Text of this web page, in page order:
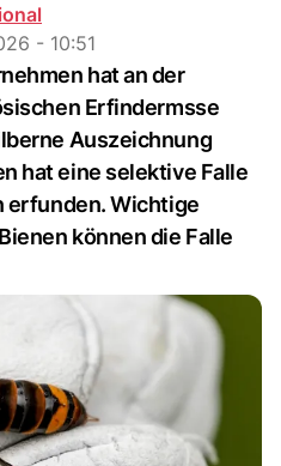
- 10:51
hat an der
Erfindermsse
Auszeichnung
hat eine selektive Falle
erfunden. Wichtige
können die Falle